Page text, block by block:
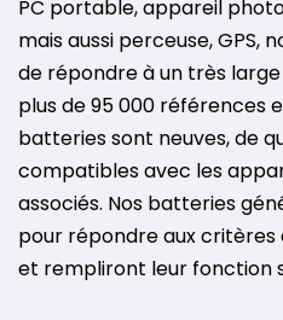
PC portable, appareil
mais aussi perceuse, GPS,
de répondre à un très
plus de 95 000 références
batteries sont neuves, de
compatibles avec les
associés. Nos batteries
pour répondre aux
et rempliront leur fonction